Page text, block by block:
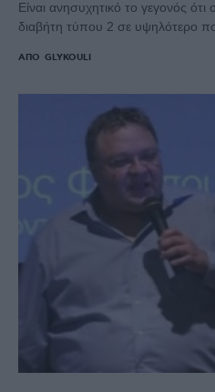
Είναι ανησυχητικό το γεγονός
διαβήτη τύπου 2 σε υψηλότερο
ΑΠΌ GLYKOULI